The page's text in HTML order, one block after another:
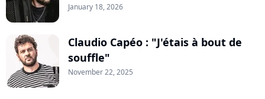
January 18, 2026
Claudio Capéo : "J'étais à bout de
souffle"
November 22, 2025